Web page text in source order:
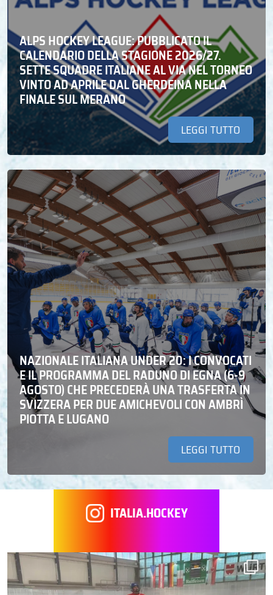
ALPS HOCKEY LEAGUE: PUBBLICATO IL
CALENDARIO DELLA STAGIONE 2026/27.
SETTE SQUADRE ITALIANE AL VIA NEL TORNEO
VINTO AD APRILE DAL GHERDEINA NELLA
FINALE SUL MERANO
LEGGI TUTTO
NAZIONALE ITALIANA UNDER 20: I CONVOCATI
E IL PROGRAMMA DEL RADUNO DI EGNA (6-9
AGOSTO) CHE PRECEDERÀ UNA TRASFERTA IN
SVIZZERA PER DUE AMICHEVOLI CON AMBRÌ
PIOTTA E LUGANO
LEGGI TUTTO
ITALIA.HOCKEY